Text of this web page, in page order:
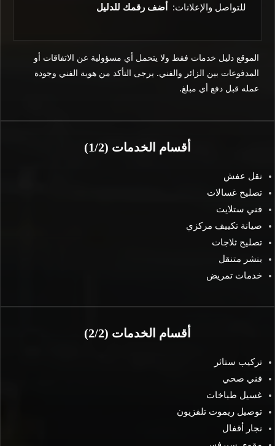
للتواصل والإعلانات: أضف رقمك للدليل
الموقع دليل خدمات فقط ولا يتحمل أي مسؤولية عن الاتفاقات أو
المدفوعات بين الزائر والفني. يرجى التأكد من هوية الفني وجودة
عمله قبل دفع أي مبلغ.
أقسام الخدمات (1/2)
نقل عفش
تصليح غسالات
فني ستلايت
صيانة تكييف مركزي
تصليح ثلاجات
بنشر متنقل
خدمات تمريض
أقسام الخدمات (2/2)
تركيب ستائر
فني صحي
غسيل طباخات
توصيل ريموت تلفزيون
نجار أقفال